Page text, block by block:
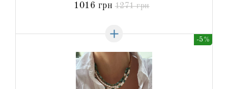
1016 грн 1271 грн
-5%